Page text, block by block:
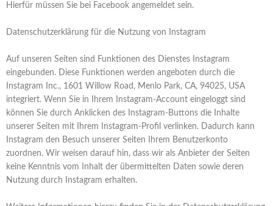
Hierfür müssen Sie bei Facebook angemeldet sein.
Datenschutzerklärung für die Nutzung von Instagram
Auf unseren Seiten sind Funktionen des Dienstes Instagram
eingebunden. Diese Funktionen werden angeboten durch die
Instagram Inc., 1601 Willow Road, Menlo Park, CA, 94025, USA
integriert. Wenn Sie in Ihrem Instagram-Account eingeloggt sind
können Sie durch Anklicken des Instagram-Buttons die Inhalte
unserer Seiten mit Ihrem Instagram-Profil verlinken. Dadurch kann
Instagram den Besuch unserer Seiten Ihrem Benutzerkonto
zuordnen. Wir weisen darauf hin, dass wir als Anbieter der Seiten
keine Kenntnis vom Inhalt der übermittelten Daten sowie deren
Nutzung durch Instagram erhalten.